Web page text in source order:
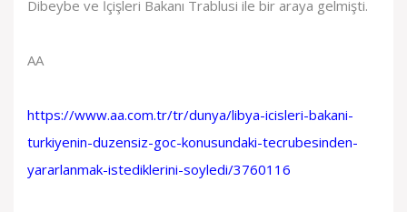
Dibeybe ve İçişleri Bakanı Trablusi ile bir araya gelmişti.
AA
https://www.aa.com.tr/tr/dunya/libya-icisleri-bakani-
turkiyenin-duzensiz-goc-konusundaki-tecrubesinden-
yararlanmak-istediklerini-soyledi/3760116